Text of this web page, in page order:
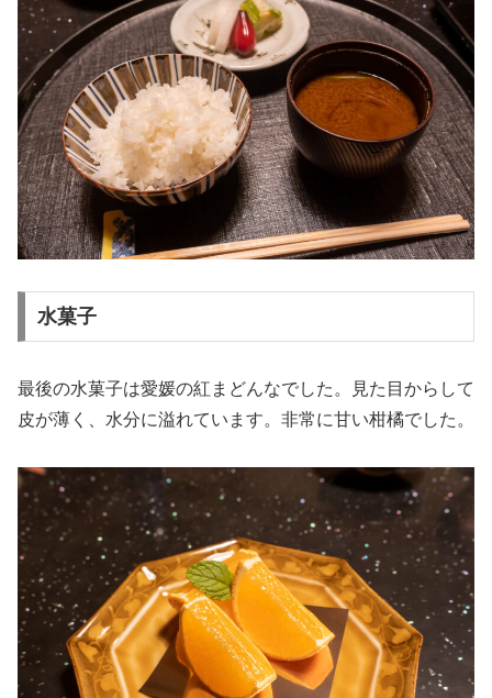
水菓子
最後の水菓子は愛媛の紅まどんなでした。見た目からして
皮が薄く、水分に溢れています。非常に甘い柑橘でした。